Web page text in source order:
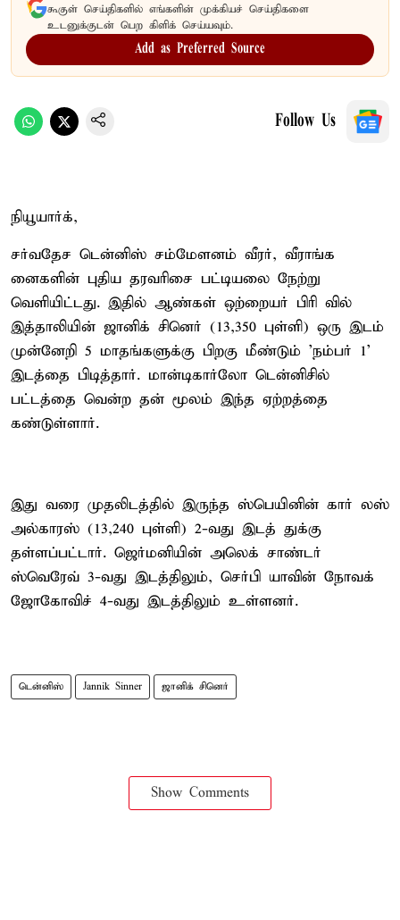
கூகுள் செய்திகளில் எங்களின் முக்கியச் செய்திகளை
உடனுக்குடன் பெற கிளிக் செய்யவும்.
Add as Preferred Source
Follow Us
நியூயார்க்,
சர்வதேச டென்னிஸ் சம்மேளனம் வீரர், வீராங்க
னைகளின் புதிய தரவரிசை பட்டியலை நேற்று
வெளியிட்டது. இதில் ஆண்கள் ஒற்றையர் பிரி வில்
இத்தாலியின் ஜானிக் சினெர் (13,350 புள்ளி) ஒரு இடம்
முன்னேறி 5 மாதங்களுக்கு பிறகு மீண்டும் 'நம்பர் 1'
இடத்தை பிடித்தார். மான்டிகார்லோ டென்னிசில்
பட்டத்தை வென்ற தன் மூலம் இந்த ஏற்றத்தை
கண்டுள்ளார்.
இது வரை முதலிடத்தில் இருந்த ஸ்பெயினின் கார் லஸ்
அல்காரஸ் (13,240 புள்ளி) 2-வது இடத் துக்கு
தள்ளப்பட்டார். ஜெர்மனியின் அலெக் சாண்டர்
ஸ்வெரேவ் 3-வது இடத்திலும், செர்பி யாவின் நோவக்
ஜோகோவிச் 4-வது இடத்திலும் உள்ளனர்.
டென்னிஸ் Jannik Sinner ஜானிக் சினெர்
Show Comments